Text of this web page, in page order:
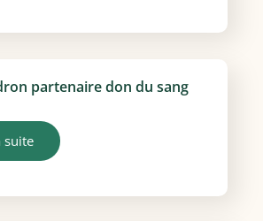
partenaire don du sang
suite